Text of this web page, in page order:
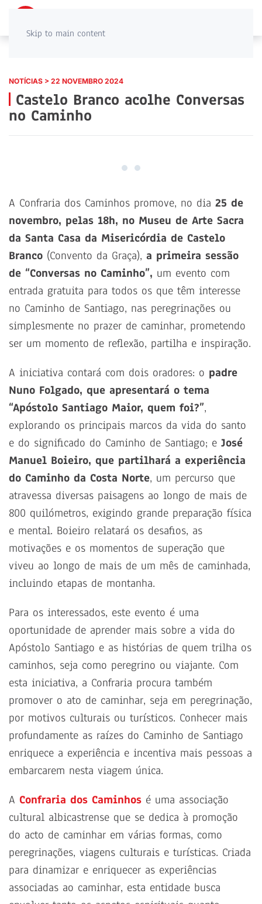
Skip to main content
NOTÍCIAS > 22 NOVEMBRO 2024
Castelo Branco acolhe Conversas
no Caminho
A Confraria dos Caminhos promove, no dia 25 de
novembro, pelas 18h, no Museu de Arte Sacra
da Santa Casa da Misericórdia de Castelo
Branco (Convento da Graça), a primeira sessão
de “Conversas no Caminho”, um evento com
entrada gratuita para todos os que têm interesse
no Caminho de Santiago, nas peregrinações ou
simplesmente no prazer de caminhar, prometendo
ser um momento de reflexão, partilha e inspiração.
A iniciativa contará com dois oradores: o padre
Nuno Folgado, que apresentará o tema
“Apóstolo Santiago Maior, quem foi?”,
explorando os principais marcos da vida do santo
e do significado do Caminho de Santiago; e José
Manuel Boieiro, que partilhará a experiência
do Caminho da Costa Norte, um percurso que
atravessa diversas paisagens ao longo de mais de
800 quilómetros, exigindo grande preparação física
e mental. Boieiro relatará os desafios, as
motivações e os momentos de superação que
viveu ao longo de mais de um mês de caminhada,
incluindo etapas de montanha.
Para os interessados, este evento é uma
oportunidade de aprender mais sobre a vida do
Apóstolo Santiago e as histórias de quem trilha os
caminhos, seja como peregrino ou viajante. Com
esta iniciativa, a Confraria procura também
promover o ato de caminhar, seja em peregrinação,
por motivos culturais ou turísticos. Conhecer mais
profundamente as raízes do Caminho de Santiago
enriquece a experiência e incentiva mais pessoas a
embarcarem nesta viagem única.
A Confraria dos Caminhos é uma associação
cultural albicastrense que se dedica à promoção
do acto de caminhar em várias formas, como
peregrinações, viagens culturais e turísticas. Criada
para dinamizar e enriquecer as experiências
associadas ao caminhar, esta entidade busca